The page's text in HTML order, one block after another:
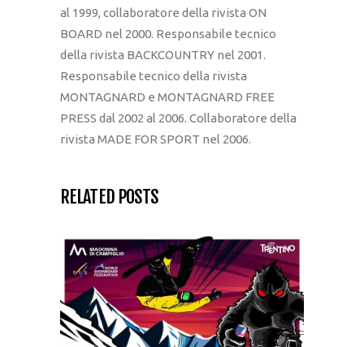
al 1999, collaboratore della rivista ON
BOARD nel 2000. Responsabile tecnico
della rivista BACKCOUNTRY nel 2001.
Responsabile tecnico della rivista
MONTAGNARD e MONTAGNARD FREE
PRESS dal 2002 al 2006. Collaboratore della
rivista MADE FOR SPORT nel 2006.
RELATED POSTS